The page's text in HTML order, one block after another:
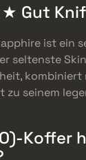
Gut
ist ein
seltenste
seinem